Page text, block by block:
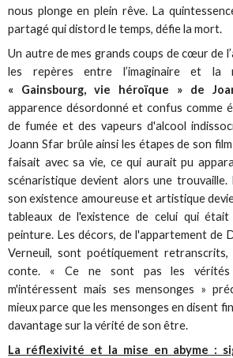
nous plonge en plein rêve. La
partagé qui distord le temps, défie la mort.
Un autre de mes grands coups de cœur de
les repères entre l’imaginaire et la
« Gainsbourg, vie héroïque » de
apparence désordonné et confus comme
de fumée et des vapeurs d'alcool
Joann Sfar brûle ainsi les étapes de son
faisait avec sa vie, ce qui aurait pu
scénaristique devient alors une trouvaille.
son existence amoureuse et artistique
tableaux de l'existence de celui qui
peinture. Les décors, de l'appartement de
Verneuil, sont poétiquement
conte. « Ce ne sont pas les vérités
m'intéressent mais ses mensonges »
mieux parce que les mensonges en disent
davantage sur la vérité de son être.
La réflexivité et la mise en abyme :